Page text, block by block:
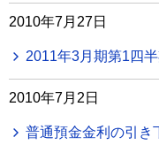
2010年7月27日
2011年3月期第1四
2010年7月2日
普通預金金利の引き